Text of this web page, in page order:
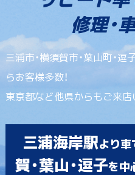
修理・
三浦市・横須賀市・葉山町・
らお客様多数！
東京都など他県からもご来店
三浦海岸駅より車
賀・葉山・逗子を中